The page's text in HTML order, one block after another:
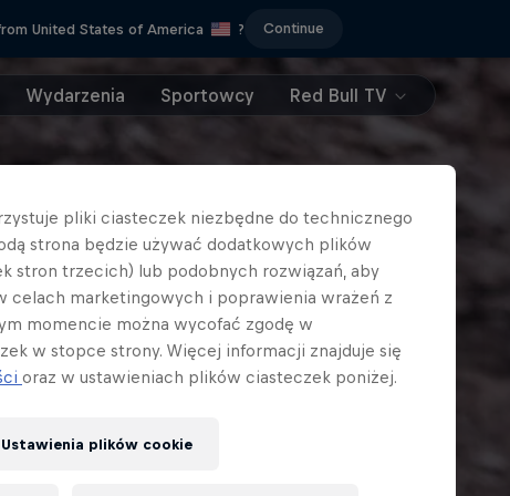
United States of America ? Continue
Wydarzenia Sportowcy Red Bull TV
pliki ciasteczek niezbędne do technicznego
strona będzie używać dodatkowych plików
stron trzecich) lub podobnych rozwiązań, aby
celach marketingowych i poprawienia wrażeń z
momencie można wycofać zgodę w
w stopce strony. Więcej informacji znajduje się
oraz w ustawieniach plików ciasteczek poniżej.
Ustawienia plików cookie